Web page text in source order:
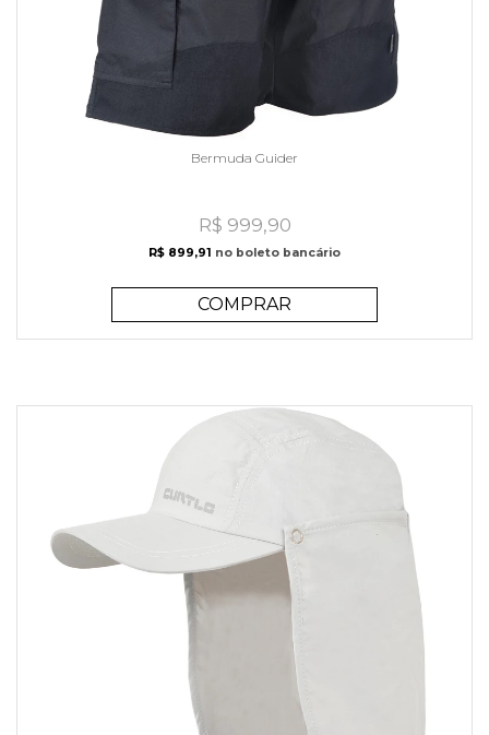
Bermuda Guider
R$ 999,90
R$ 899,91 no boleto bancário
COMPRAR